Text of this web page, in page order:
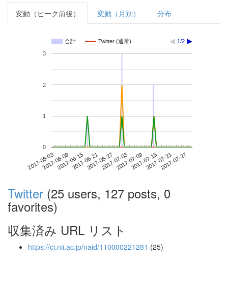
変動（ピーク前後） 変動（月別） 分布
合計 Twitter (通常) 1/2
2017-06-032017-06-092017-06-152017-06-212017-06-272017-07-032017-07-092017-07-152017-07-212017-07-27
0
1
2
3
Twitter (25 users, 127 posts, 0
favorites)
収集済み URL リスト
https://ci.nii.ac.jp/naid/110000221281 (25)